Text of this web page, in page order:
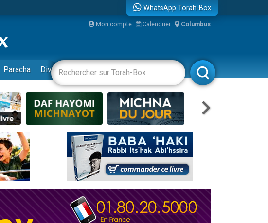
les Enfants
insalubre
WhatsApp Torah-Box
Mon compte Calendrier Columbus
Paracha Divertissements Livres Rabbanim